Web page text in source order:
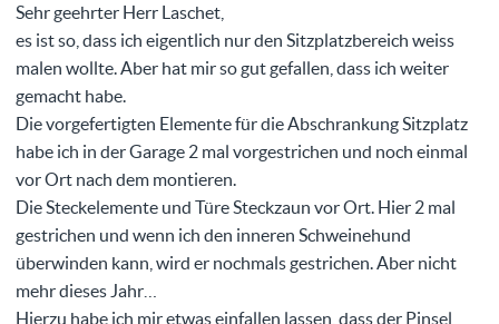
Sehr geehrter Herr Laschet,
es ist so, dass ich eigentlich nur den Sitzplatzbereich weiss
malen wollte. Aber hat mir so gut gefallen, dass ich weiter
gemacht habe.
Die vorgefertigten Elemente für die Abschrankung Sitzplatz
habe ich in der Garage 2 mal vorgestrichen und noch einmal
vor Ort nach dem montieren.
Die Steckelemente und Türe Steckzaun vor Ort. Hier 2 mal
gestrichen und wenn ich den inneren Schweinehund
überwinden kann, wird er nochmals gestrichen. Aber nicht
mehr dieses Jahr…
Hierzu habe ich mir etwas einfallen lassen, dass der Pinsel